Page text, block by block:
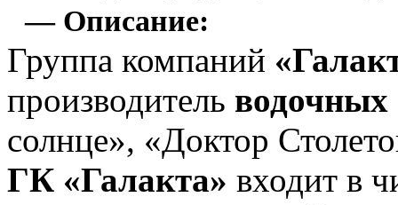
— Описание:
Группа компаний
производитель водочных
солнце», «Доктор
ГК «Галакта» входит в